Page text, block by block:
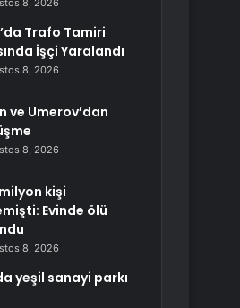
8, 2026
Trafo Tamiri
İşçi Yaralandı
8, 2026
ve Umerov’dan
8, 2026
kişi
Evinde ölü
8, 2026
yeşil sanayi parkı